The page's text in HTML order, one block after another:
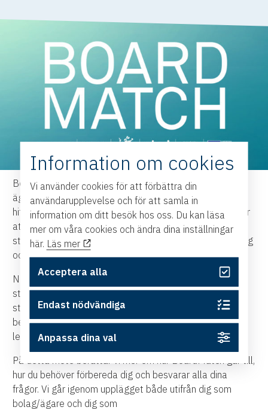
BoardMatch är ett digitalt matchningsevent där bolag/
ägare möter styrelsearbetare/styrelsementorer för att
hitta rätt kompetens. Det är en unik kostnadsfri arena för
att underlätta matchningen mellan bolag och
styrelsekompetens. BoardMatch vänder sig till alla bolag
och organisationer som har en styrelse.
Ni kanske bestämt er för att starta upp ett aktivt
styrelsearbete och behöver vägledning av en
styrelsementor för att förbereda er inför detta? Eller
behöver ni komplettera er styrelse med en extern
ledamot med specifik kompetens?
På detta möte berättar vi mer om hur BoardMatch går till,
hur du behöver förbereda dig och besvarar alla dina
frågor. Vi går igenom upplägget både utifrån dig som
bolag/ägare och dig som
Information om cookies
Vi använder cookies för att förbättra din
användarupplevelse och för att samla in
information om ditt besök hos oss. Du kan läsa
mer om våra cookies och ändra dina inställningar
här. Läs mer
Acceptera alla
Endast nödvändiga
Anpassa dina val